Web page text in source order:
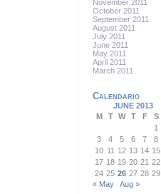
November 2011
October 2011
September 2011
August 2011
July 2011
June 2011
May 2011
April 2011
March 2011
Calendario
JUNE 2013
M
T W T F S
1
3
4 5 6 7 8
10 11 12 13 14 15
17 18 19 20 21 22
24 25 26 27 28 29
« May
Aug »